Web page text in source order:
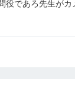
役であろ先生がカ